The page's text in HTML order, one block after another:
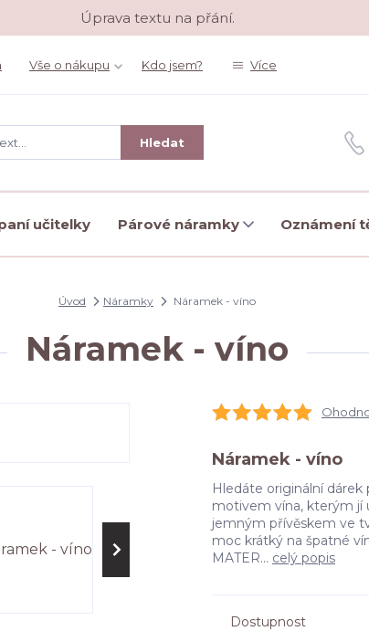
Úprava textu na přání.
Vše o nákupu Kdo jsem? Více
Hledat
učitelky Párové náramky Oznámení
Úvod Náramky Náramek - víno
Náramek - víno
Náramek - víno
Hledáte originální dárek
motivem vína, kterým jí
jemným přívěskem ve
moc krátký na špatné
MATER... celý popis
Dostupnost